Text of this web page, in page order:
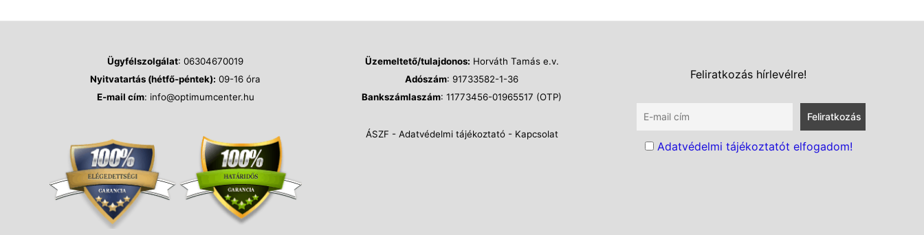
Ügyfélszolgálat: 06304670019
Nyitvatartás (hétfő-péntek): 09-16 óra
E-mail cím: info@optimumcenter.hu
Üzemeltető/tulajdonos: Horváth Tamás e.v.
Adószám: 91733582-1-36
Bankszámlaszám: 11773456-01965517 (OTP)
ÁSZF - Adatvédelmi tájékoztató- Kapcsolat
Feliratkozás hírlevélre!
Adatvédelmi tájékoztatót elfogadom!